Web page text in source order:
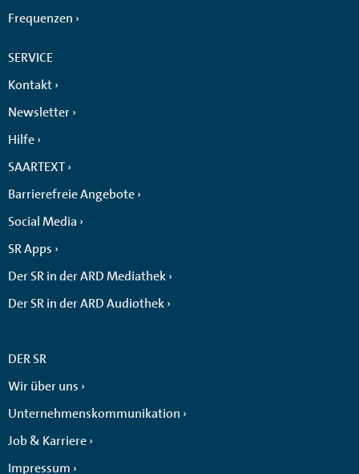
Frequenzen
SERVICE
Kontakt
Newsletter
Hilfe
SAARTEXT
Barrierefreie Angebote
Social Media
SR Apps
Der SR in der ARD Mediathek
Der SR in der ARD Audiothek
DER SR
Wir über uns
Unternehmenskommunikation
Job & Karriere
Impressum